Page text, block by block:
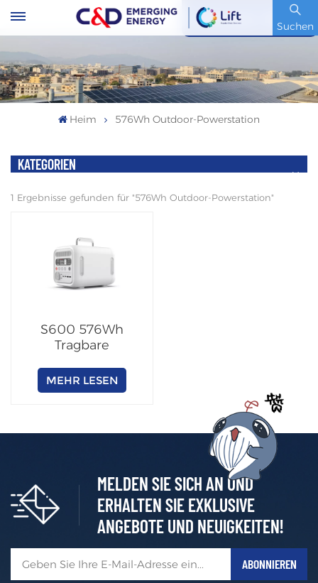
Suchen
Artikelnummer : 600153.SH
Heim 576Wh Outdoor-Powerstation
KATEGORIEN
1 Ergebnisse gefunden für "576Wh Outdoor-Powerstation"
S600 576Wh
Tragbare
MEHR LESEN
MELDEN SIE SICH AN UND
ERHALTEN SIE EXKLUSIVE
ANGEBOTE UND NEUIGKEITEN!